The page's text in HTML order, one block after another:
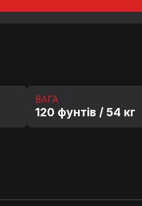
ВАГА
120 фунтів / 54 кг